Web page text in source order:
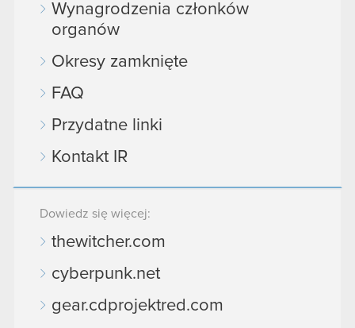
Wynagrodzenia członków
organów
Okresy zamknięte
FAQ
Przydatne linki
Kontakt IR
Dowiedz się więcej:
thewitcher.com
cyberpunk.net
gear.cdprojektred.com